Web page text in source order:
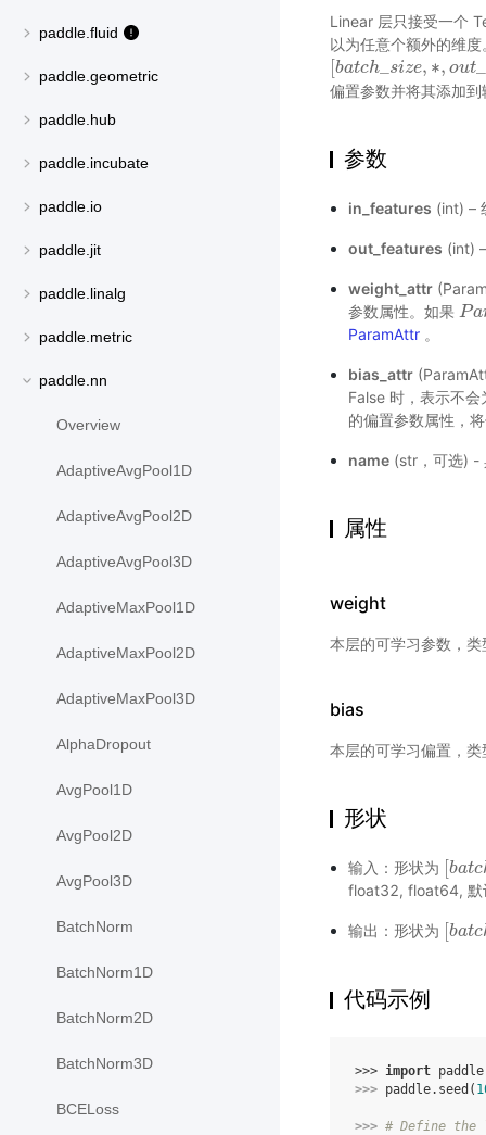
paddle.fluid
paddle.geometric
paddle.hub
paddle.incubate
paddle.io
paddle.jit
paddle.linalg
paddle.metric
paddle.nn
Overview
AdaptiveAvgPool1D
AdaptiveAvgPool2D
AdaptiveAvgPool3D
AdaptiveMaxPool1D
AdaptiveMaxPool2D
AdaptiveMaxPool3D
AlphaDropout
AvgPool1D
AvgPool2D
AvgPool3D
BatchNorm
BatchNorm1D
BatchNorm2D
BatchNorm3D
BCELoss
Linear 层只接受一个
以为任意个额外的维
[batch_size, ∗, out_
batch_ ize,∗ ,out_fe
偏置参数并将其添加到
参数
in_features (int) –
out_features (int)
weight_attr
参数属性。如果 Pa
Par
ParamAttr。
bias_attr
False 时，表示不
的偏置参数属性，
name(str，可选) -
属性
weight
本层的可学习参数，
bias
本层的可学习偏置，
形状
输入：形状为 [batc
batc
float32, float64, 默
输出：形状为 [batc
batc
代码示例
>>> import paddle
>>> paddle. seed (
>>> # Define